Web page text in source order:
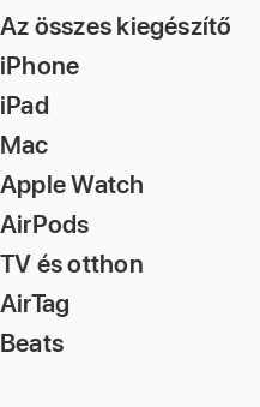
Az összes kiegészítő
iPhone
iPad
Mac
Apple Watch
AirPods
TV és otthon
AirTag
Beats